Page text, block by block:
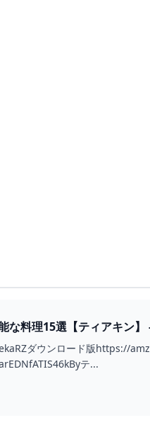
な料理15選【ティアキン】
ダウンロード版https://
テ...